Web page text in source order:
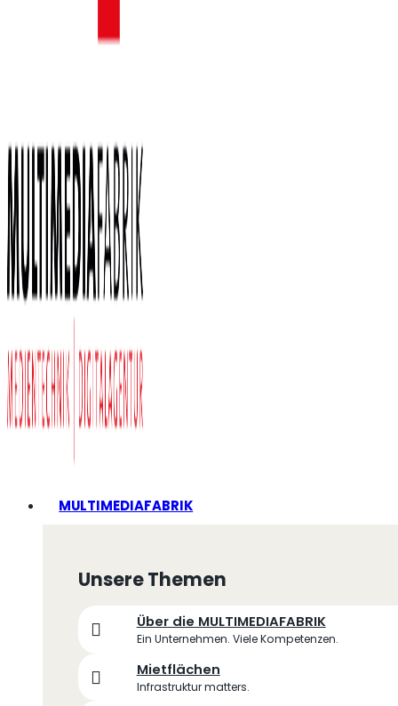
MULTIMEDIAFABRIK
Unsere Themen
Über die MULTIMEDIAFABRIK
Ein Unternehmen. Viele Kompetenzen.
Mietflächen
Infrastruktur matters.